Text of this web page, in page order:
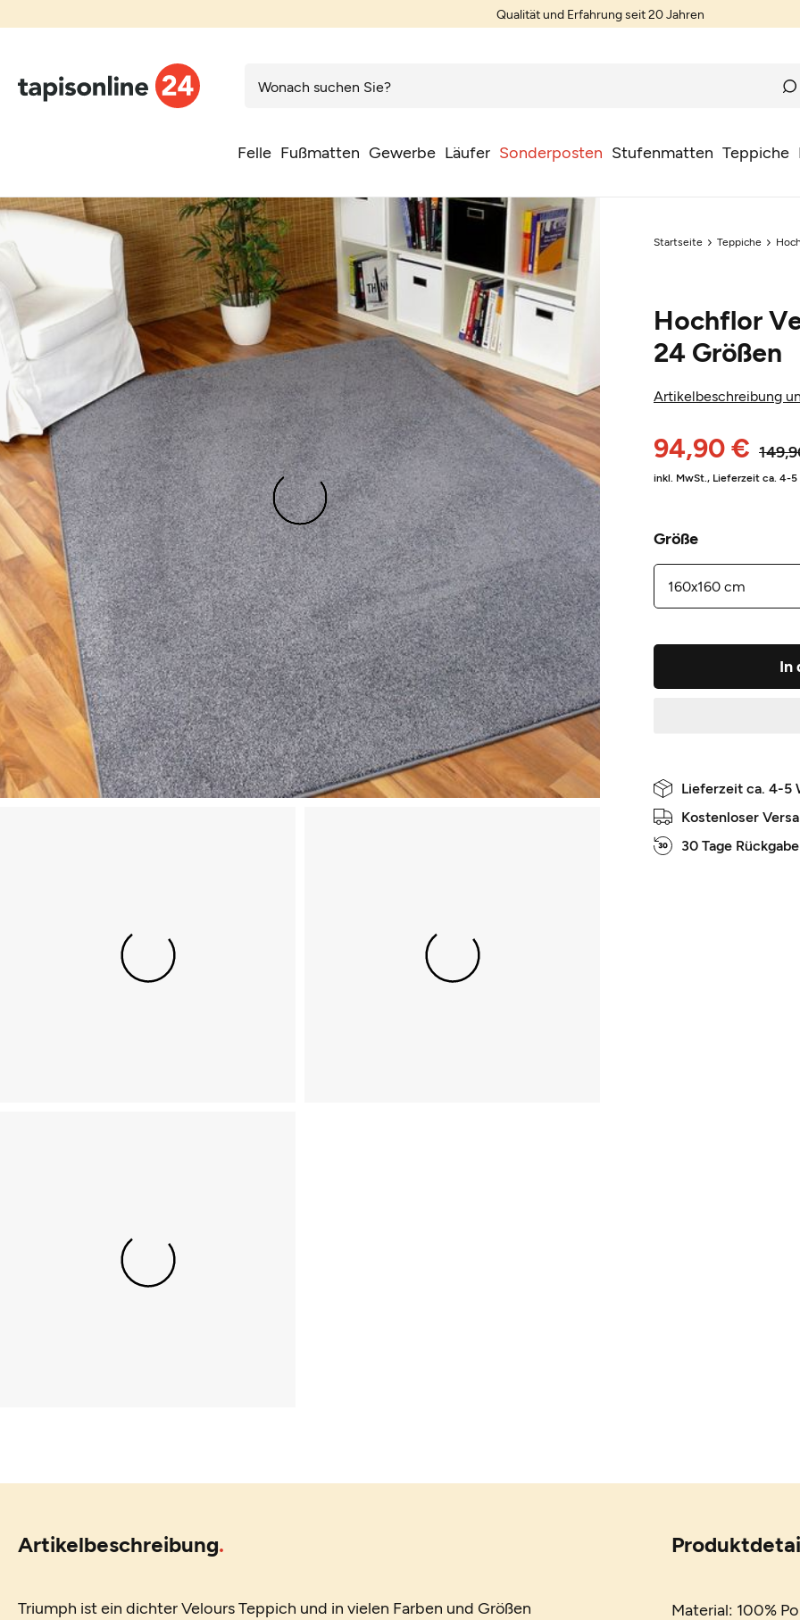
Qualität und Erfahrung seit 20 Jahren
Felle Fußmatten Gewerbe Läufer Sonderposten Stufenmatten Teppiche
Startseite Teppiche
Hochflor
24 Größen
Artikelbeschreibung
94,90 €
inkl. MwSt., Lieferzeit ca. 4-5
Größe
In
Lieferzeit ca. 4-5
Kostenloser
30 Tage
Artikelbeschreibung
Triumph ist ein dichter Velours Teppich und in vielen Farben und Größen
Material: 100%